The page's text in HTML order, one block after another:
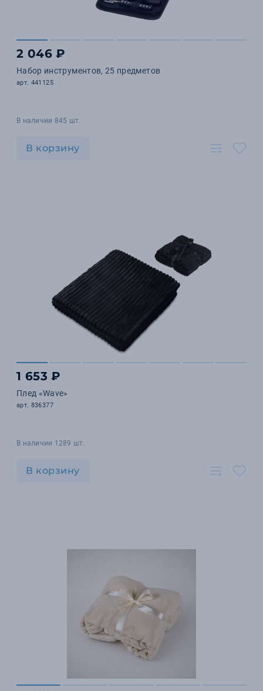
2 046 ₽
Набор инструментов, 25 предметов
арт. 441125
В наличии 845 шт.
В корзину
1 653 ₽
Плед «Wave»
арт. 836377
В наличии 1289 шт.
В корзину